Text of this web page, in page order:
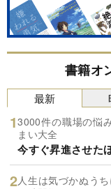
書籍オ
最新
3000件の職場の悩
まい大全
今すぐ昇進させた
人生は気づかぬう